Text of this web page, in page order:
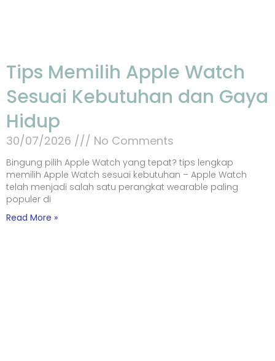
Tips Memilih Apple Watch
Sesuai Kebutuhan dan Gaya
Hidup
30/07/2026 No Comments
Bingung pilih Apple Watch yang tepat? tips lengkap
memilih Apple Watch sesuai kebutuhan – Apple Watch
telah menjadi salah satu perangkat wearable paling
populer di
Read More »